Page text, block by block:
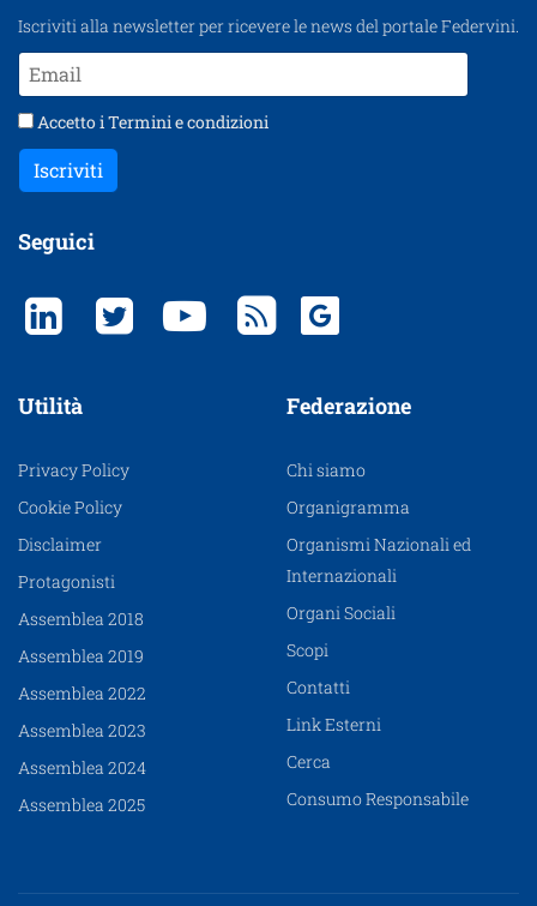
Iscriviti alla newsletter per ricevere le news del portale Federvini.
Accetto iTermini e condizioni
Iscriviti
Seguici
Utilità
Privacy Policy
Cookie Policy
Disclaimer
Protagonisti
Assemblea 2018
Assemblea 2019
Assemblea 2022
Assemblea 2023
Assemblea 2024
Assemblea 2025
Federazione
Chi siamo
Organigramma
Organismi Nazionali ed
Internazionali
Organi Sociali
Scopi
Contatti
Link Esterni
Cerca
Consumo Responsabile